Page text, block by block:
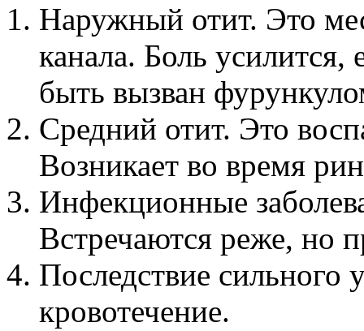
Наружный отит. Это
канала. Боль
быть вызван
Средний отит. Это
Возникает во время
Инфекционные
Встречаются реже, но
Последствие сильного
кровотечение.